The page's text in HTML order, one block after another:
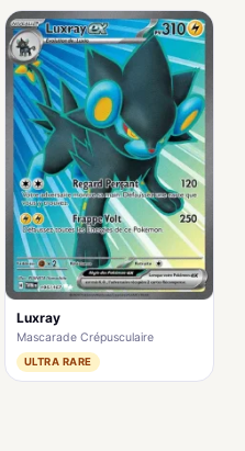
Luxray
Mascarade Crépusculaire
ULTRA RARE